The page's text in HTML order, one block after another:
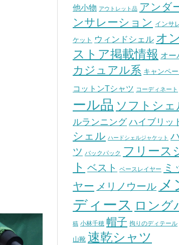
他小物 アウトレット品 アンダ
ンサレーション インサ
ケット ウィンドシェル オ
ストア掲載情報 オー
カジュアル系 キャンペ
コットンTシャツ コーディネート
ール品 ソフトシェ
ルランニング ハイブリッ
シェル ハードシェルジャケット
ツ バックパック
フリース
ト ベスト ベースレイヤー
ミ
ヤー メリノウール メ
ディース ロング
稿 小林千穂 帽子 拘りのディテール
山靴 速乾シャツ